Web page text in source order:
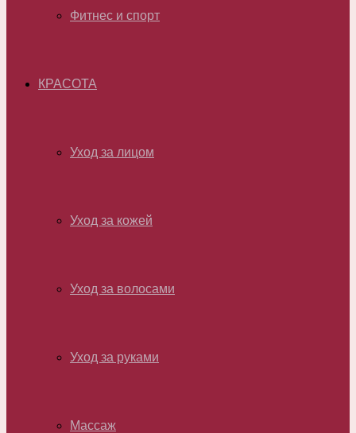
Фитнес и спорт
КРАСОТА
Уход за лицом
Уход за кожей
Уход за волосами
Уход за руками
Массаж